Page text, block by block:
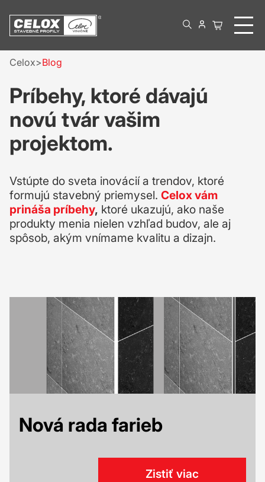
Celox Blog
Príbehy, ktoré dávajú
novú tvár vašim
projektom.
Vstúpte do sveta inovácií a trendov, ktoré
formujú stavebný priemysel. Celox vám
prináša príbehy, ktoré ukazujú, ako naše
produkty menia nielen vzhľad budov, ale aj
spôsob, akým vnímame kvalitu a dizajn.
Nová rada farieb
Zistiť viac